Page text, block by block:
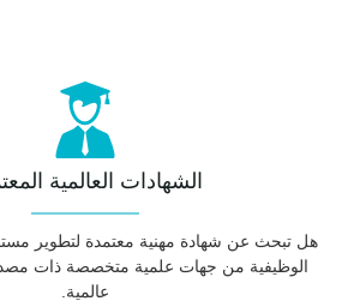
الشهادات العالمية
هل تبحث عن شهادة مهنية معتمدة لتطوير
الوظيفية من جهات علمية متخصصة ذات
عالمية.